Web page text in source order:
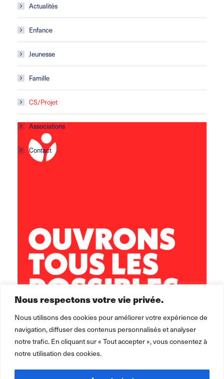
Nous respectons votre vie privée.
Nous utilisons des cookies pour améliorer votre expérience de
navigation, diffuser des contenus personnalisés et analyser
notre trafic. En cliquant sur « Tout accepter », vous consentez à
notre utilisation des cookies.
Actualités
Enfance
Jeunesse
Famille
CS/Projet
Associations
Contact
brest.horizons@leolagrange.org